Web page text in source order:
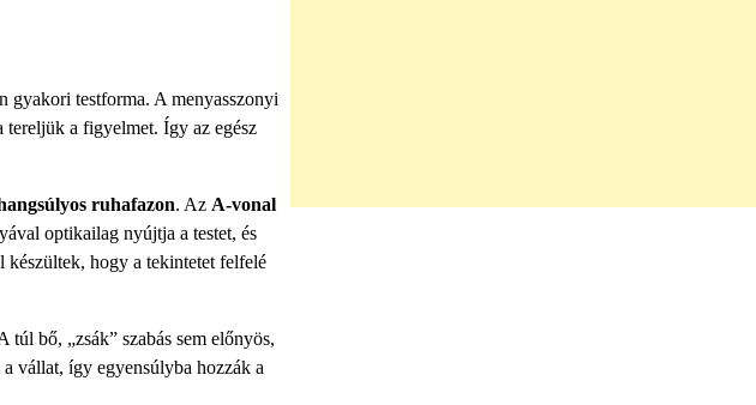
gyakori testforma. A menyasszonyi
tereljük a figyelmet. Így az egész
ruhafazon. Az A-vonal
optikailag nyújtja a testet, és
készültek, hogy a tekintetet felfelé
bő, „zsák” szabás sem előnyös,
a vállat, így egyensúlyba hozzák a